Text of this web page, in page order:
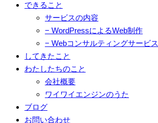
できること
サービスの内容
− WordPressによるWeb制作
− Webコンサルティングサービス
してきたこと
わたしたちのこと
会社概要
ワイワイエンジンのうた
ブログ
お問い合わせ